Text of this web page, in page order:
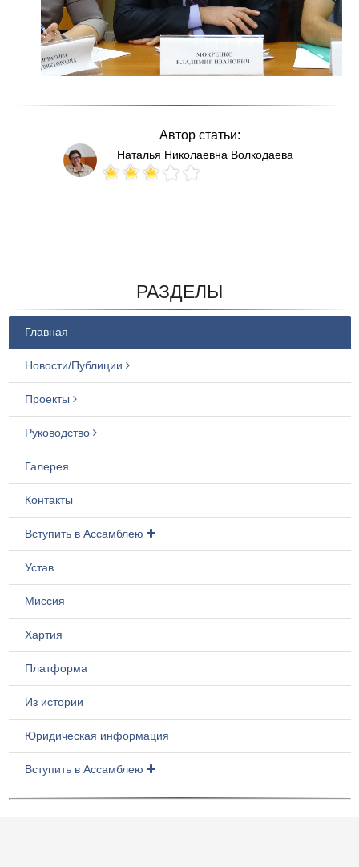
Автор статьи:
Наталья Николаевна Волкодаева
РАЗДЕЛЫ
Главная
Новости/Публиции
Проекты
Руководство
Галерея
Контакты
Вступить в Ассамблею
Устав
Миссия
Хартия
Платформа
Из истории
Юридическая информация
Вступить в Ассамблею